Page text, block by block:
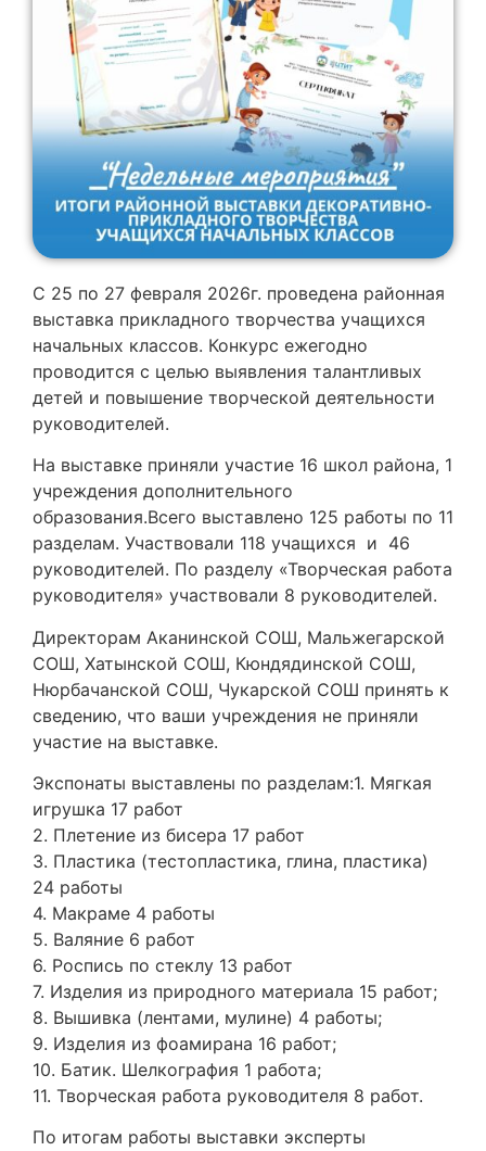
С 25 по 27 февраля 2026г. проведена районная
выставка прикладного творчества учащихся
начальных классов. Конкурс ежегодно
проводится с целью выявления талантливых
детей и повышение творческой деятельности
руководителей.
️На выставке приняли участие 16 школ района, 1
учреждения дополнительного
образования.Всего выставлено 125 работы по 11
разделам. Участвовали 118 учащихся и 46
руководителей. По разделу «Творческая работа
руководителя» участвовали 8 руководителей.
Директорам Аканинской СОШ, Мальжегарской
СОШ, Хатынской СОШ, Кюндядинской СОШ,
Нюрбачанской СОШ, Чукарской СОШ принять к
сведению, что ваши учреждения не приняли
участие на выставке.
Экспонаты выставлены по разделам:1. Мягкая
игрушка 17 работ
2. Плетение из бисера 17 работ
3. Пластика (тестопластика, глина, пластика)
24 работы
4. Макраме 4 работы
5. Валяние 6 работ
6. Роспись по стеклу 13 работ
7. Изделия из природного материала 15 работ;
8. Вышивка (лентами, мулине) 4 работы;
9. Изделия из фоамирана 16 работ;
10. Батик. Шелкография 1 работа;
11. Творческая работа руководителя 8 работ.
По итогам работы выставки эксперты